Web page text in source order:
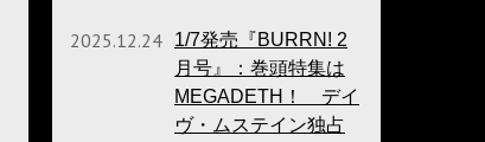
2025.12.24
1/7発売『BURRN! 2
月号』：巻頭特集は
MEGADETH！ デイ
ヴ・ムステイン独占